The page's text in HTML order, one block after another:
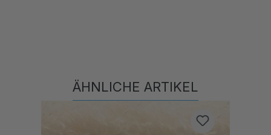
Produktgalerie überspringen